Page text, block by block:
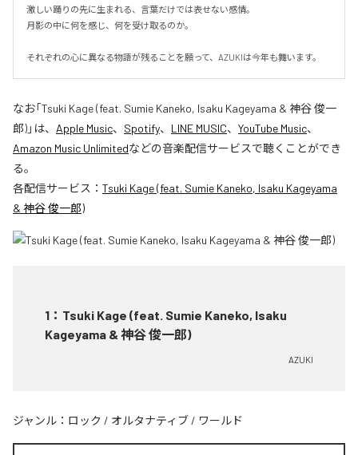
激しい踊りの先に生まれる、言葉だけでは表せない感情。
月影の中に何を感じ、何を受け取るのか。
それぞれの心に異なる物語が残ることを願って、AZUKIは今年も舞います。
なお「Tsuki Kage (feat. Sumie Kaneko, Isaku Kageyama & 神谷 俊一
郎)」は、 Apple Music、 Spotify、 LINE MUSIC、 YouTube Music、
Amazon Music Unlimitedなどの音楽配信サービスで聴くことができ
る。
各配信サービス： Tsuki Kage (feat. Sumie Kaneko, Isaku Kageyama
& 神谷 俊一郎)
1 ： Tsuki Kage (feat. Sumie Kaneko, Isaku
Kageyama & 神谷 俊一郎)
AZUKI
ジャンル： ロック / オルタナティブ / ワールド